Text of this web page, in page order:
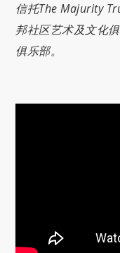
信托The Majurity
邦社区艺术及文化
俱乐部。